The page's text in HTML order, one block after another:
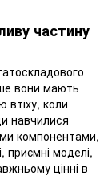
частину
вони мають
коли
навчилися
компонентами,
приємні моделі,
цінні в